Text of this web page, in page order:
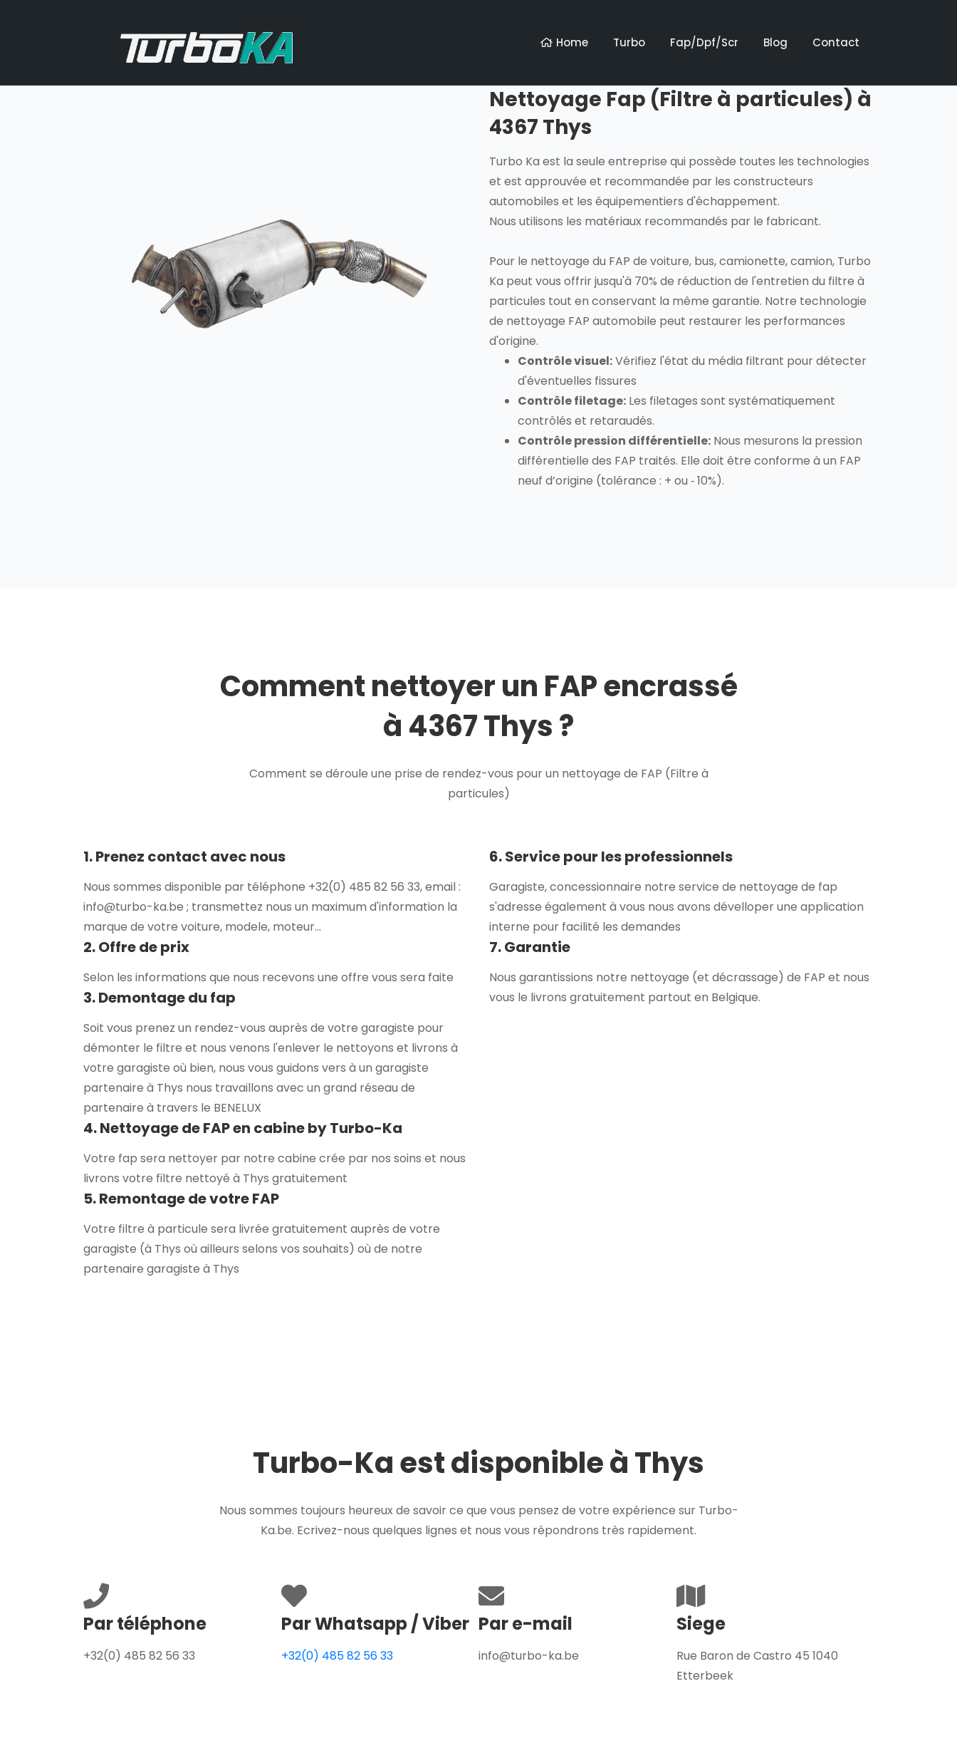
Home Turbo Fap/Dpf/Scr Blog Contact
Nettoyage Fap (Filtre à particules) à
4367 Thys
Turbo Ka est la seule entreprise qui possède toutes les technologies
et est approuvée et recommandée par les constructeurs
automobiles et les équipementiers d'échappement.
Nous utilisons les matériaux recommandés par le fabricant.
Pour le nettoyage du FAP de voiture, bus, camionette, camion, Turbo
Ka peut vous offrir jusqu'à 70% de réduction de l'entretien du filtre à
particules tout en conservant la même garantie. Notre technologie
de nettoyage FAP automobile peut restaurer les performances
d'origine.
Contrôle visuel:Vérifiez l'état du média filtrant pour détecter
d'éventuelles fissures
Contrôle filetage: Les filetages sont systématiquement
contrôlés et retaraudés.
Contrôle pression différentielle: Nous mesurons la pression
différentielle des FAP traités. Elle doit être conforme à un FAP
neuf d’origine (tolérance : + ou ‐ 10%).
Comment nettoyer un FAP encrassé
à 4367 Thys ?
Comment se déroule une prise de rendez-vous pour un nettoyage de FAP (Filtre à
particules)
1. Prenez contact avec nous
Nous sommes disponible par téléphone +32(0) 485 82 56 33, email :
info@turbo-ka.be ; transmettez nous un maximum d'information la
marque de votre voiture, modele, moteur...
2. Offre de prix
Selon les informations que nous recevons une offre vous sera faite
3. Demontage du fap
Soit vous prenez un rendez-vous auprès de votre garagiste pour
démonter le filtre et nous venons l'enlever le nettoyons et livrons à
votre garagiste où bien, nous vous guidons vers à un garagiste
partenaire à Thys nous travaillons avec un grand réseau de
partenaire à travers le BENELUX
4. Nettoyage de FAP en cabine by Turbo-Ka
Votre fap sera nettoyer par notre cabine crée par nos soins et nous
livrons votre filtre nettoyé à Thys gratuitement
5. Remontage de votre FAP
Votre filtre à particule sera livrée gratuitement auprès de votre
garagiste (à Thys où ailleurs selons vos souhaits) où de notre
partenaire garagiste à Thys
6. Service pour les professionnels
Garagiste, concessionnaire notre service de nettoyage de fap
s'adresse également à vous nous avons dévelloper une application
interne pour facilité les demandes
7. Garantie
Nous garantissions notre nettoyage (et décrassage) de FAP et nous
vous le livrons gratuitement partout en Belgique.
Turbo-Ka est disponible à Thys
Nous sommes toujours heureux de savoir ce que vous pensez de votre expérience sur Turbo-
Ka.be. Ecrivez-nous quelques lignes et nous vous répondrons très rapidement.
Par téléphone
+32(0) 485 82 56 33
Par Whatsapp / Viber
+32(0) 485 82 56 33
Par e-mail
info@turbo-ka.be
Siege
Rue Baron de Castro 45 1040
Etterbeek